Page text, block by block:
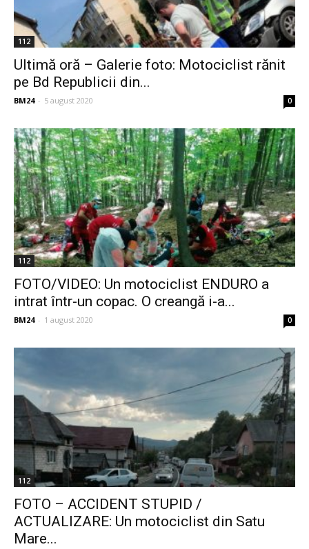
112
Ultimă oră – Galerie foto: Motociclist rănit
pe Bd Republicii din...
BM24 - 5 august 2020 0
112
FOTO/VIDEO: Un motociclist ENDURO a
intrat într-un copac. O creangă i-a...
BM24 - 1 august 2020 0
112
FOTO – ACCIDENT STUPID /
ACTUALIZARE: Un motociclist din Satu
Mare...